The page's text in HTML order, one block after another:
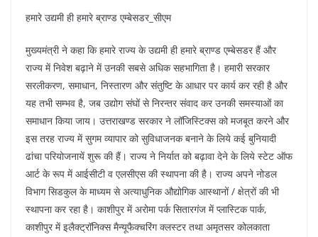
हमारे उद्यमी ही हमारे ब्राण्ड एम्बेसडर_सीएम
मुख्यमंत्री ने कहा कि हमारे राज्य के उद्यमी ही हमारे ब्राण्ड एम्बेसडर हैं और
राज्य में निवेश बढ़ाने में उनकी सबसे अधिक सहभागिता है। हमारी सरकार
सरलीकरण, समाधान, निस्तारण और संतुष्टि के आधार पर कार्य कर रही है और
यह तभी सम्भव है, जब उद्योग संघों से निरन्तर संवाद कर उनकी समस्याओं का
समाधान किया जाय। उत्तराखण्ड सरकार ने लॉजिस्टिक्स को मजबूत करने और
इस तरह राज्य में सुगम व्यापार को सुविधाजनक बनाने के लिये कई बुनियादी
ढांचा परियोजनायें शुरू की हैं। राज्य ने निर्यात को बढ़ावा देने के लिये स्टेट ऑफ
आर्ट के रूप में आईसीटी व एलसीएस की स्थापना की है। राज्य अपने नोडल
विभाग सिडकुल के माध्यम से अत्याधुनिक औद्योगिक आस्थानों / क्षेत्रों की भी
स्थापना कर रहा है। काशीपुर में अरोमा पर्क सितारगंज में प्लास्टिक पार्क,
काशीपुर में इलैक्ट्रॉनिक्स मैन्यूफैक्चरिंग क्लस्टर तथा अमृतसर कोलकाता